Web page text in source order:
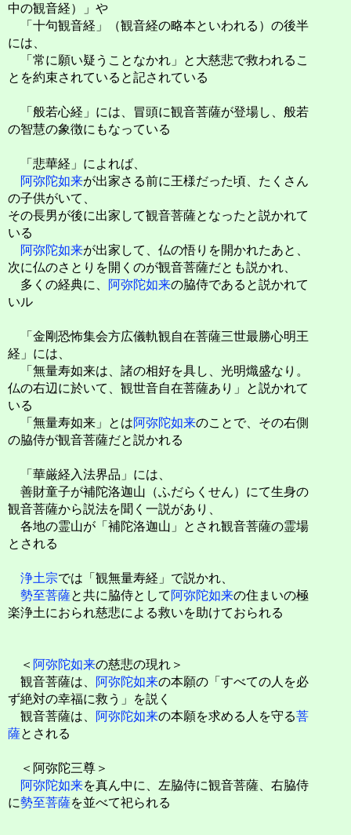
中の観音経）」や
「十句観音経」（観音経の略本といわれる）の後半
には、
「常に願い疑うことなかれ」と大慈悲で救われるこ
とを約束されていると記されている
「般若心経」には、冒頭に観音菩薩が登場し、般若
の智慧の象徴にもなっている
「悲華経」によれば、
阿弥陀如来が出家さる前に王様だった頃、たくさん
の子供がいて、
その長男が後に出家して観音菩薩となったと説かれて
いる
阿弥陀如来が出家して、仏の悟りを開かれたあと、
次に仏のさとりを開くのが観音菩薩だとも説かれ、
多くの経典に、
阿弥陀如来の脇侍であると説かれて
いル
「金剛恐怖集会方広儀軌観自在菩薩三世最勝心明王
経」には、
「無量寿如来は、諸の相好を具し、光明熾盛なり。
仏の右辺に於いて、観世音自在菩薩あり」と説かれて
いる
「無量寿如来」とは阿弥陀如来のことで、その右側
の脇侍が観音菩薩だと説かれる
「華厳経入法界品」には、
善財童子が補陀洛迦山（ふだらくせん）にて生身の
観音菩薩から説法を聞く一説があり、
各地の霊山が「補陀洛迦山」とされ観音菩薩の霊場
とされる
浄土宗では「観無量寿経」で説かれ、
勢至菩薩と共に脇侍として 阿弥陀如来の住まいの極
楽浄土におられ慈悲による救いを助けておられる
＜ 阿弥陀如来の慈悲の現れ＞
観音菩薩は、
阿弥陀如来の本願の「すべての人を必
ず絶対の幸福に救う」を説く
観音菩薩は、
阿弥陀如来の本願を求める人を守る菩
薩とされる
＜阿弥陀三尊＞
阿弥陀如来を真ん中に、左脇侍に観音菩薩、右脇侍
に勢至菩薩を並べて祀られる